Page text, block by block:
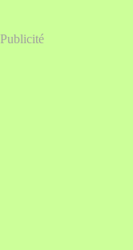
Publicité